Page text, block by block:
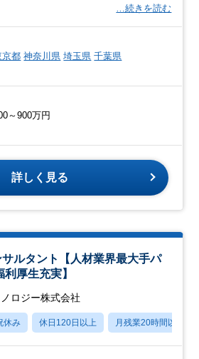
…続きを読む
京都 神奈川県 埼玉県 千葉県
～900万円
詳しく見る
ルタント【人材業界最大手パ
厚生充実】
ロジー株式会社
休み 休日120日以上 月残業20時間以内